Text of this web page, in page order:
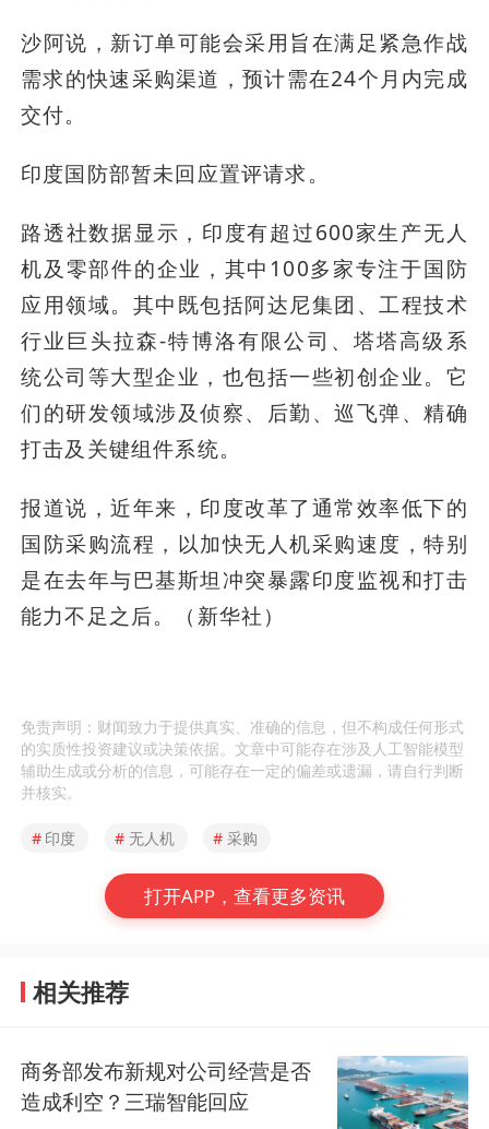
沙阿说，新订单可能会采用旨在满足紧急作战
需求的快速采购渠道，预计需在24个月内完成
交付。
印度国防部暂未回应置评请求。
路透社数据显示，印度有超过600家生产无人
机及零部件的企业，其中100多家专注于国防
应用领域。其中既包括阿达尼集团、工程技术
行业巨头拉森-特博洛有限公司、塔塔高级系
统公司等大型企业，也包括一些初创企业。它
们的研发领域涉及侦察、后勤、巡飞弹、精确
打击及关键组件系统。
报道说，近年来，印度改革了通常效率低下的
国防采购流程，以加快无人机采购速度，特别
是在去年与巴基斯坦冲突暴露印度监视和打击
能力不足之后。（新华社）
免责声明：财闻致力于提供真实、准确的信息，但不构成任何形式
的实质性投资建议或决策依据。文章中可能存在涉及人工智能模型
辅助生成或分析的信息，可能存在一定的偏差或遗漏，请自行判断
并核实。
# 印度 # 无人机 # 采购
打开APP，查看更多资讯
相关推荐
商务部发布新规对公司经营是否
造成利空？三瑞智能回应